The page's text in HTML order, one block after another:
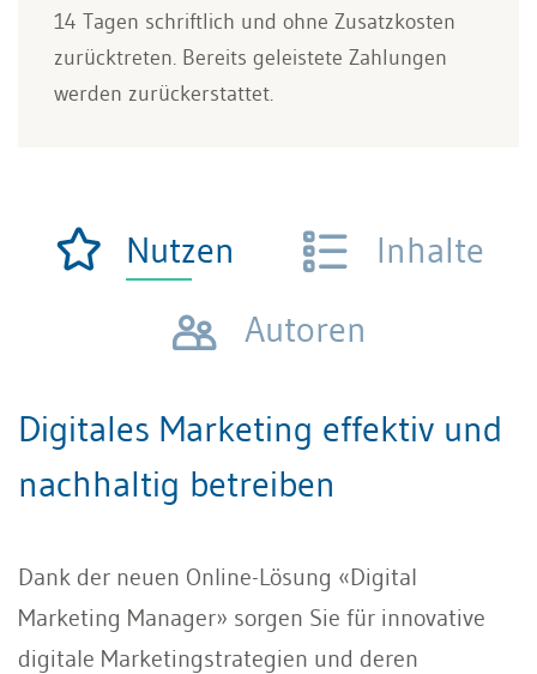
14 Tagen schriftlich und ohne Zusatzkosten
zurücktreten. Bereits geleistete Zahlungen
werden zurückerstattet.
Nutzen
Inhalte
Autoren
Digitales Marketing effektiv und
nachhaltig betreiben
Dank der neuen Online-Lösung «Digital
Marketing Manager» sorgen Sie für innovative
digitale Marketingstrategien und deren